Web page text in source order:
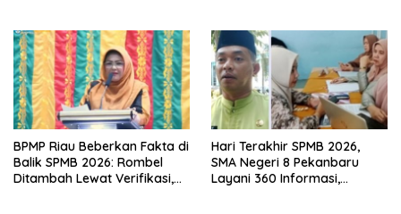
BPMP Riau Beberkan Fakta di
Balik SPMB 2026: Rombel
Ditambah Lewat Verifikasi,
Hari Terakhir SPMB 2026,
SMA Negeri 8 Pekanbaru
Layani 360 Informasi,